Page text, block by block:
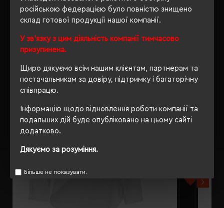
російською федерацією було повністю знищено
склад готової продукції нашої компанії.
У зв'язку з цим діяльність компанії тимчасово
призупинена.
Щиро дякуємо всім нашим клієнтам, партнерам та
постачальникам за довіру, підтримку і багаторічну
співпрацю.
Інформацію щодо відновлення роботи компанії та
подальших дій буде опубліковано на цьому сайті
додатково.
Дякуємо за розуміння.
Більше не показувати.
РЕКОМЕНДУЄМО